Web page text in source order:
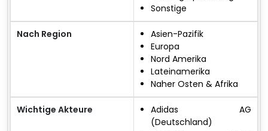
Sonstige
Nach Region
Asien-Pazifik
Europa
Nord Amerika
Lateinamerika
Naher Osten & Afrika
Wichtige Akteure
Adidas AG
(Deutschland)